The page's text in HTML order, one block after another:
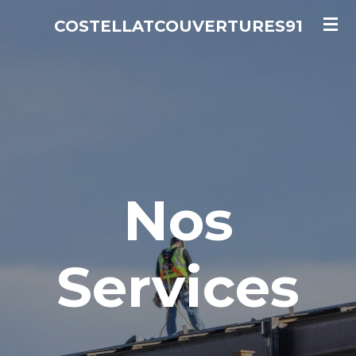
COSTELLATCOUVERTURES91
Nos
Services